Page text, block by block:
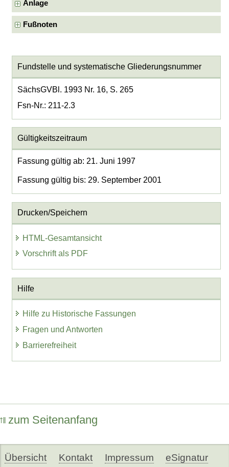
Anlage
Fußnoten
Fundstelle und systematische Gliederungsnummer
SächsGVBl. 1993 Nr. 16, S. 265
Fsn-Nr.: 211-2.3
Gültigkeitszeitraum
Fassung gültig ab: 21. Juni 1997
Fassung gültig bis: 29. September 2001
Drucken/Speichern
HTML-Gesamtansicht
Vorschrift als PDF
Hilfe
Hilfe zu Historische Fassungen
Fragen und Antworten
Barrierefreiheit
zum Seitenanfang
Übersicht Kontakt Impressum eSignatur